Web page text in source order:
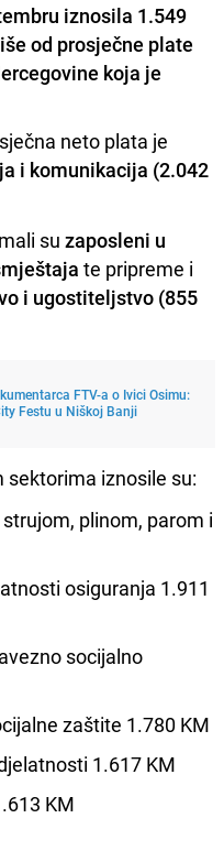
iznosila 1.549
od prosječne plate
koja je
neto plata je
i komunikacija (2.042
su zaposleni u
te pripreme i
i ugostiteljstvo (855
FTV-a o Ivici Osimu:
Festu u Niškoj Banji
sektorima iznosile su:
plinom, parom i
osiguranja 1.911
socijalno
zaštite 1.780 KM
1.617 KM
KM